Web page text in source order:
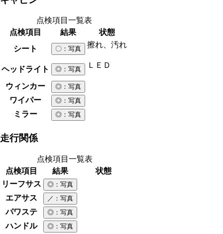
点検項目一覧表
点検項目
結果
状態
シート
〇 ：写真 擦れ、汚れ
ヘッドライト ◎ ：写真 ＬＥＤ
ウィンカー ◎ ：写真
ワイパー ◎ ：写真
ミラー ◎ ：写真
走行関係
点検項目一覧表
点検項目
結果
状態
リーフサス
◎ ：写真
エアサス ／ ：写真
パワステ ◎ ：写真
ハンドル ◎ ：写真